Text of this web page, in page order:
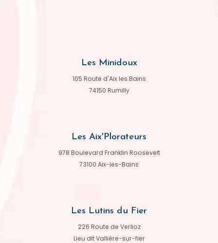
Les Minidoux
105 Route d'Aix les Bains
74150 Rumilly
Les Aix'Plorateurs
978 Boulevard Franklin Roosevelt
73100 Aix-les-Bains
Les Lutins du Fier
226 Route de Verlioz
Lieu dit Vallière-sur-fier